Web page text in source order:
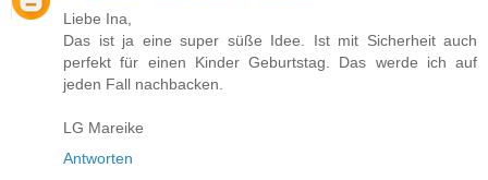
Liebe Ina,
Das ist ja eine super süße Idee. Ist mit Sicherheit auch
perfekt für einen Kinder Geburtstag. Das werde ich auf
jeden Fall nachbacken.
LG Mareike
Antworten